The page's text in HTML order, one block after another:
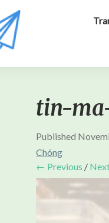
tin-
Published
Chóng
← Previous /